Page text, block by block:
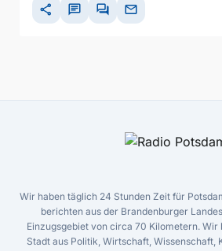
share chat forum mail
Wir haben täglich 24 Stunden Zeit für
berichten aus der Brandenburger
Einzugsgebiet von circa 70 Kilometern. Wir
Stadt aus Politik, Wirtschaft, Wissenschaft,